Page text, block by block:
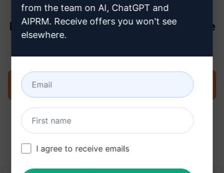
Étape 3 : Utiliser l'invite dans votre
Essayez l'invite maintenant sur ChatGPT
from the team on AI, ChatGPT and
AIPRM. Receive offers you won't see
elsewhere.
I agree to receive emails